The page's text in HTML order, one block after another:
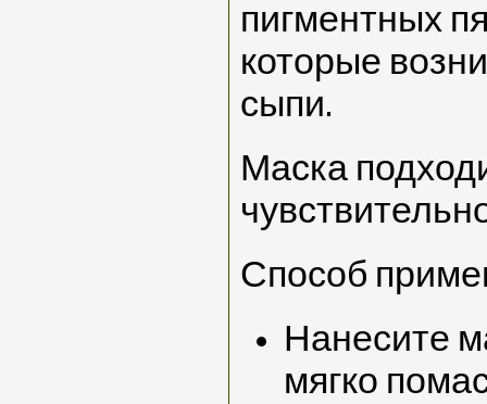
пигментных
которые
сыпи.
Маска
Способ
Нанесите
мягко